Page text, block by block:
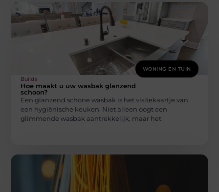
WONING EN TUIN
Builds
Hoe maakt u uw wasbak glanzend
schoon?
Een glanzend schone wasbak is het visitekaartje van
een hygiënische keuken. Niet alleen oogt een
glimmende wasbak aantrekkelijk, maar het